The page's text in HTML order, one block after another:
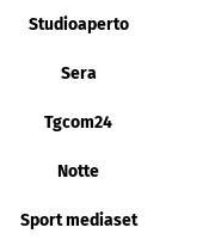
Studioaperto
Sera
Tgcom24
Notte
Sport mediaset